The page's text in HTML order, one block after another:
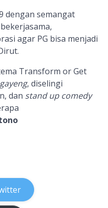
dengan semangat
agar PG bisa menjadi
Transform or Get
gayeng, diselingi
dan stand up comedy